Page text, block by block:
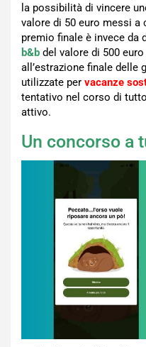
la possibilità di vincere
valore di 50 euro messi a
premio finale è invece da
b&b del valore di 500
all’estrazione finale delle
utilizzate per vacanze
tentativo nel corso di
attivo.
Un concorso a